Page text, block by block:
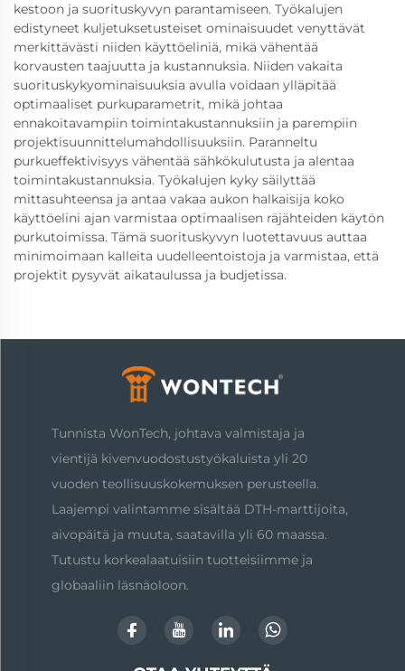
kestoon ja suorituskyvyn parantamiseen. Työkalujen
edistyneet kuljetuksetusteiset ominaisuudet venyttävät
merkittävästi niiden käyttöeliniä, mikä vähentää
korvausten taajuutta ja kustannuksia. Niiden vakaita
suorituskykyominaisuuksia avulla voidaan ylläpitää
optimaaliset purkuparametrit, mikä johtaa
ennakoitavampiin toimintakustannuksiin ja parempiin
projektisuunnittelumahdollisuuksiin. Paranneltu
purkueffektivisyys vähentää sähkökulutusta ja alentaa
toimintakustannuksia. Työkalujen kyky säilyttää
mittasuhteensa ja antaa vakaa aukon halkaisija koko
käyttöelini ajan varmistaa optimaalisen räjähteiden käytön
purkutoimissa. Tämä suorituskyvyn luotettavuus auttaa
minimoimaan kalleita uudelleentoistoja ja varmistaa, että
projektit pysyvät aikataulussa ja budjetissa.
Tunnista WonTech, johtava valmistaja ja
vientijä kivenvuodostustyökaluista yli 20
vuoden teollisuuskokemuksen perusteella.
Laajempi valintamme sisältää DTH-marttijoita,
aivopäitä ja muuta, saatavilla yli 60 maassa.
Tutustu korkealaatuisiin tuotteisiimme ja
globaaliin läsnäoloon.